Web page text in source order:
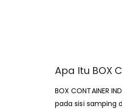
Apa Itu BOX
BOX CONTAINER
pada sisi samping